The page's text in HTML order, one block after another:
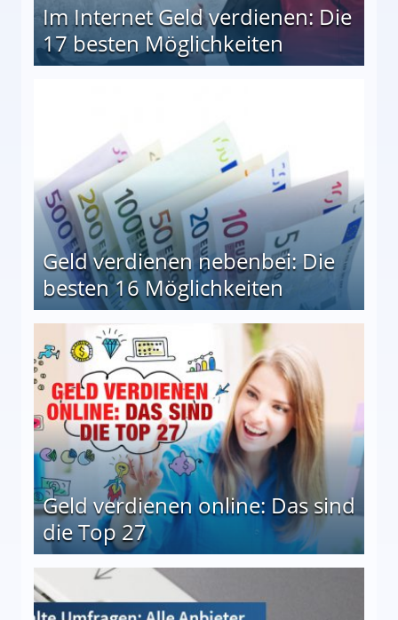
Im Internet Geld verdienen: Die
17 besten Möglichkeiten
Geld verdienen nebenbei: Die
besten 16 Möglichkeiten
Geld verdienen online: Das sind
die Top 27